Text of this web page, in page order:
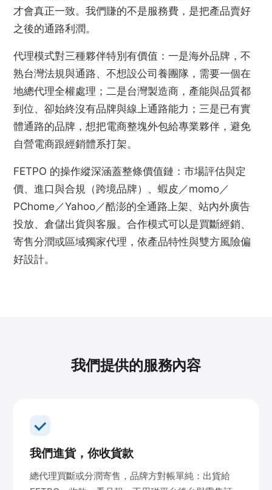
才會真正一致。我們賺的不是服務費，是把產品賣好
之後的通路利潤。
代理模式對三種夥伴特別有價值：一是海外品牌，不
熟台灣法規與通路、不想設公司養團隊，需要一個在
地總代理全權處理；二是台灣製造商，產能與品質都
到位、卻始終沒有品牌與線上通路能力；三是已有實
體通路的品牌，想把電商整塊外包給專業夥伴，避免
自營電商跟經銷體系打架。
FETPO 的操作縱深涵蓋整條價值鏈：市場評估與定
價、進口與合規（跨境品牌）、蝦皮／momo／
PChome／Yahoo／酷澎的全通路上架、站內外廣告
投放、倉儲出貨與客服。合作模式可以是買斷經銷、
寄售分潤或區域獨家代理，依產品特性與雙方風險偏
好設計。
我們提供的服務內容
我們進貨，你收貨款
總代理買斷或分潤寄售，品牌方對帳單純：出貨給